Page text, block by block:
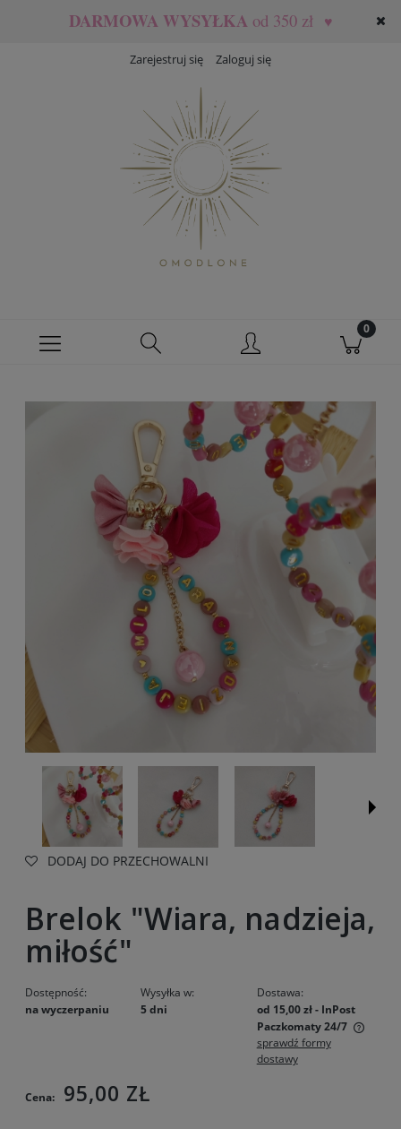
DARMOWA WYSYŁKA od 350 zł ♥
Zarejestruj się Zaloguj się
DODAJ DO PRZECHOWALNI
Brelok "Wiara, nadzieja,
miłość"
Dostępność:
na wyczerpaniu
Wysyłka w:
5 dni
Dostawa:
od 15,00 zł- InPost
Paczkomaty 24/7
Cena nie zawiera ewentualnych kosztów płatności
sprawdź formy
dostawy
Cena: 95,00 ZŁ